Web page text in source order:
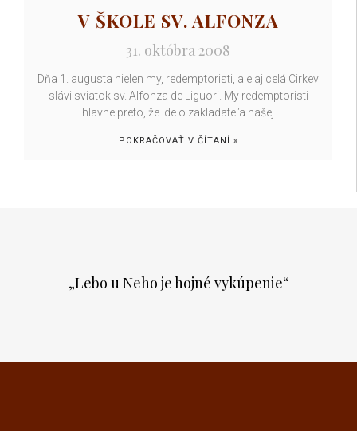
V ŠKOLE SV. ALFONZA
31. októbra 2008
Dňa 1. augusta nielen my, redemptoristi, ale aj celá Cirkev
slávi sviatok sv. Alfonza de Liguori. My redemptoristi
hlavne preto, že ide o zakladateľa našej
POKRAČOVAŤ V ČÍTANÍ »
„Lebo u Neho je hojné vykúpenie“